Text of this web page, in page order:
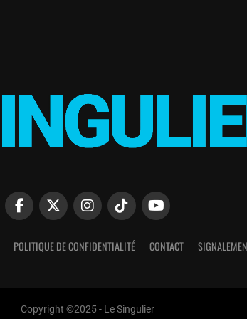
POLITIQUE DE CONFIDENTIALITÉ CONTACT
Copyright ©2025 - Le Singulier